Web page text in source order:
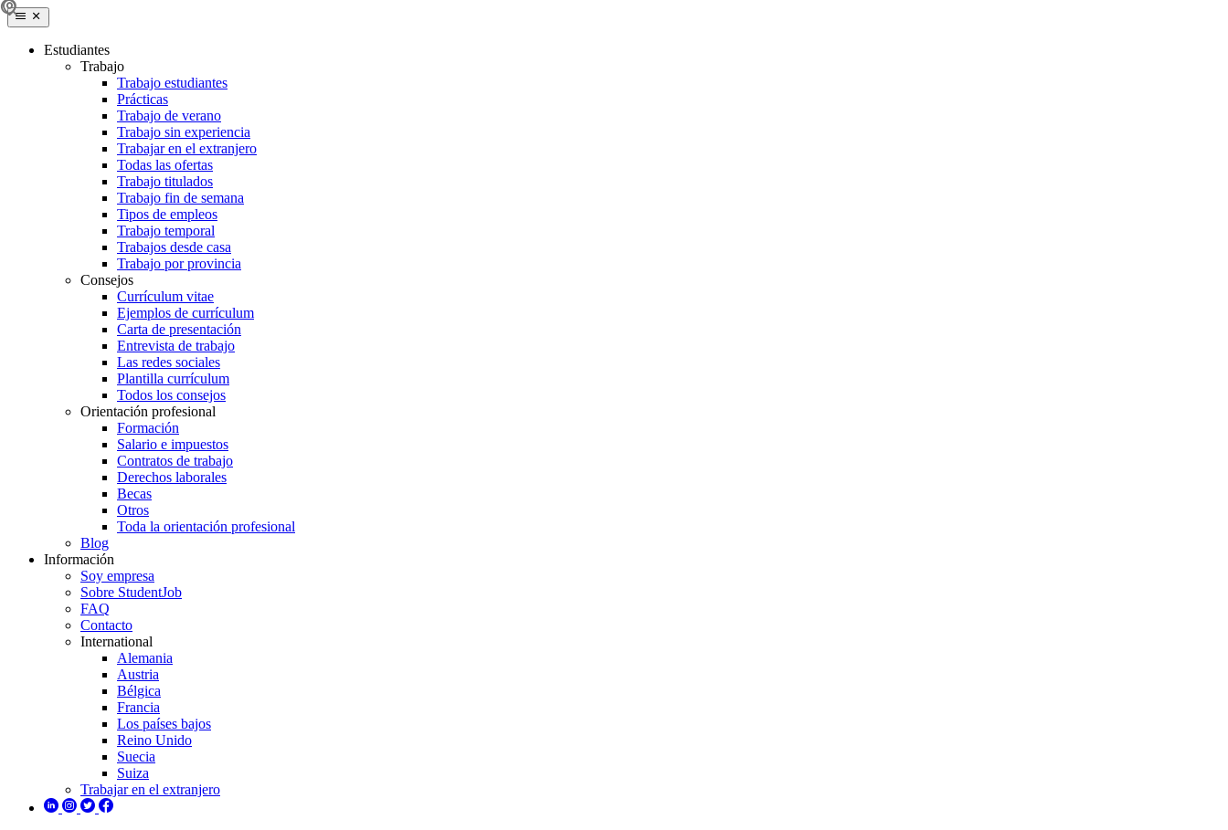
Estudiantes
Trabajo
Trabajo estudiantes
Prácticas
Trabajo de verano
Trabajo sin experiencia
Trabajar en el extranjero
Todas las ofertas
Trabajo titulados
Trabajo fin de semana
Tipos de empleos
Trabajo temporal
Trabajos desde casa
Trabajo por provincia
Consejos
Currículum vitae
Ejemplos de currículum
Carta de presentación
Entrevista de trabajo
Las redes sociales
Plantilla currículum
Todos los consejos
Orientación profesional
Formación
Salario e impuestos
Contratos de trabajo
Derechos laborales
Becas
Otros
Toda la orientación profesional
Blog
Información
Soy empresa
Sobre StudentJob
FAQ
Contacto
International
Alemania
Austria
Bélgica
Francia
Los países bajos
Reino Unido
Suecia
Suiza
Trabajar en el extranjero